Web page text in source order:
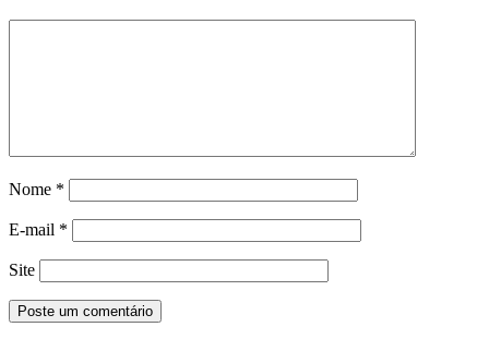
Nome *
E-mail *
Site